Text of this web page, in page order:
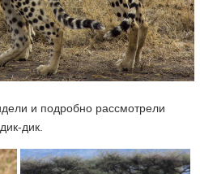
и подробно рассмотрели
дик.